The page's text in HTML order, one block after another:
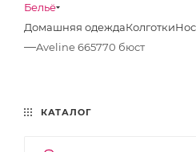
Бельё
Домашняя одеждаКолготки
—Aveline 665770 бюст
КАТАЛОГ